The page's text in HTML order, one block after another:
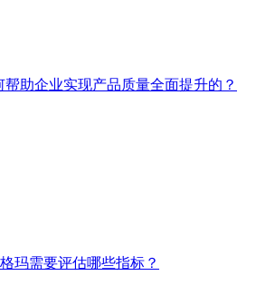
助企业实现产品质量全面提升的？
玛需要评估哪些指标？